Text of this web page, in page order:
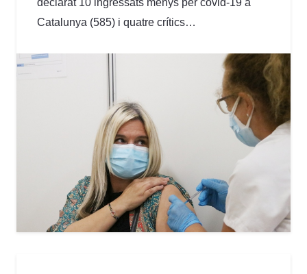
Catalunya (585) i quatre crítics…